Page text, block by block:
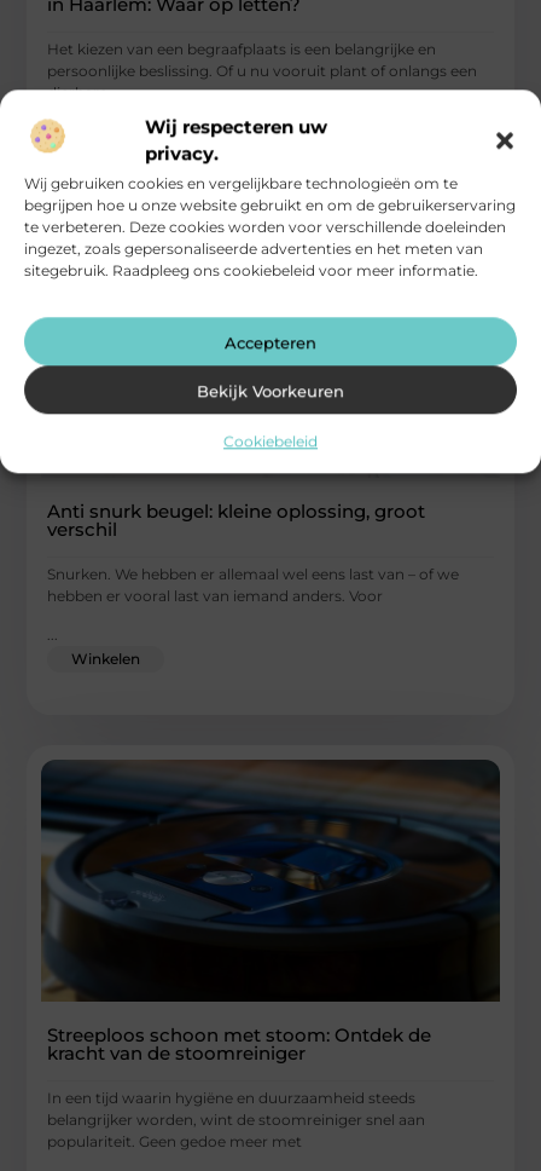
Wij respecteren uw
privacy.
Wij gebruiken cookies en vergelijkbare technologieën om te
begrijpen hoe u onze website gebruikt en om de gebruikerservaring
te verbeteren. Deze cookies worden voor verschillende doeleinden
ingezet, zoals gepersonaliseerde advertenties en het meten van
sitegebruik. Raadpleeg ons cookiebeleid voor meer informatie.
Accepteren
Bekijk Voorkeuren
Cookiebeleid
Het kiezen van een begraafplaats is een belangrijke en
persoonlijke beslissing. Of u nu vooruit plant of onlangs een
dierbare
...
Anti snurk beugel: kleine oplossing, groot
verschil
Snurken. We hebben er allemaal wel eens last van – of we
hebben er vooral last van iemand anders. Voor
Winkelen
Streeploos schoon met stoom: Ontdek de
kracht van de stoomreiniger
In een tijd waarin hygiëne en duurzaamheid steeds
belangrijker worden, wint de stoomreiniger snel aan
populariteit. Geen gedoe meer met